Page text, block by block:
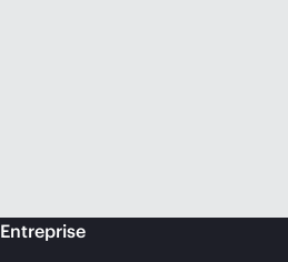
Entreprise